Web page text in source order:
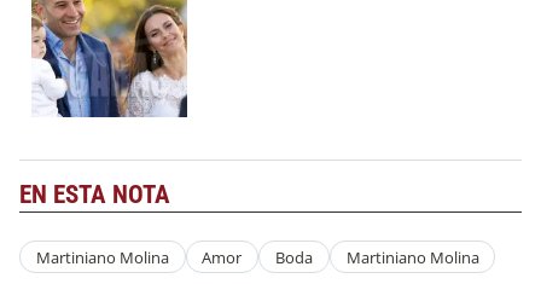
EN ESTA NOTA
Martiniano Molina Amor Boda Martiniano Molina